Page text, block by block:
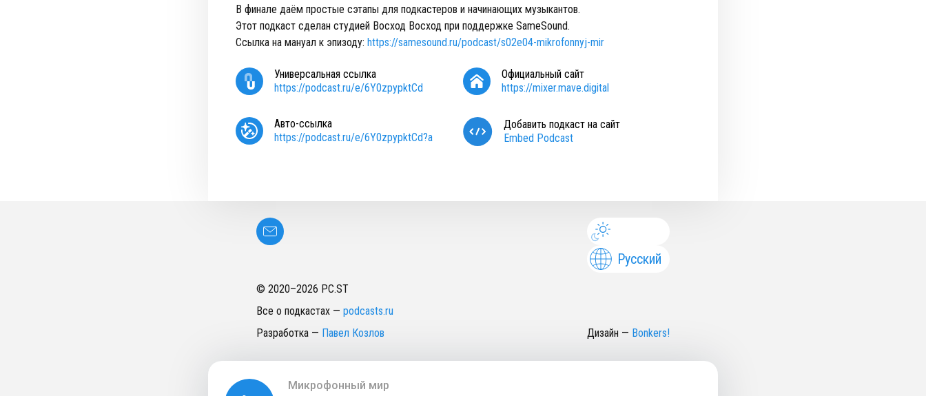
В финале даём простые сэтапы для подкастеров и начинающих музыкантов.
Этот подкаст сделан студией Восход Восход при поддержке SameSound.
Ссылка на мануал к эпизоду: https://samesound.ru/podcast/s02e04-mikrofonnyj-mir
Универсальная ссылка
https://podcast.ru/e/6Y0zpypktCd
Официальный сайт
https://mixer.mave.digital
Авто-ссылка
https://podcast.ru/e/6Y0zpypktCd?a
Добавить подкаст на сайт
Embed Podcast
Русский
© 2020–2026 PC.ST
Все о подкастах — podcasts.ru
Разработка — Павел Козлов Дизайн — Bonkers!
Микрофонный мир